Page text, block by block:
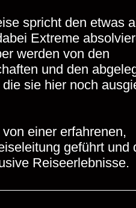
spricht den etwas
Extreme
werden von den
und den
sie hier noch
einer erfahrenen,
geführt und
Reiseerlebnisse.